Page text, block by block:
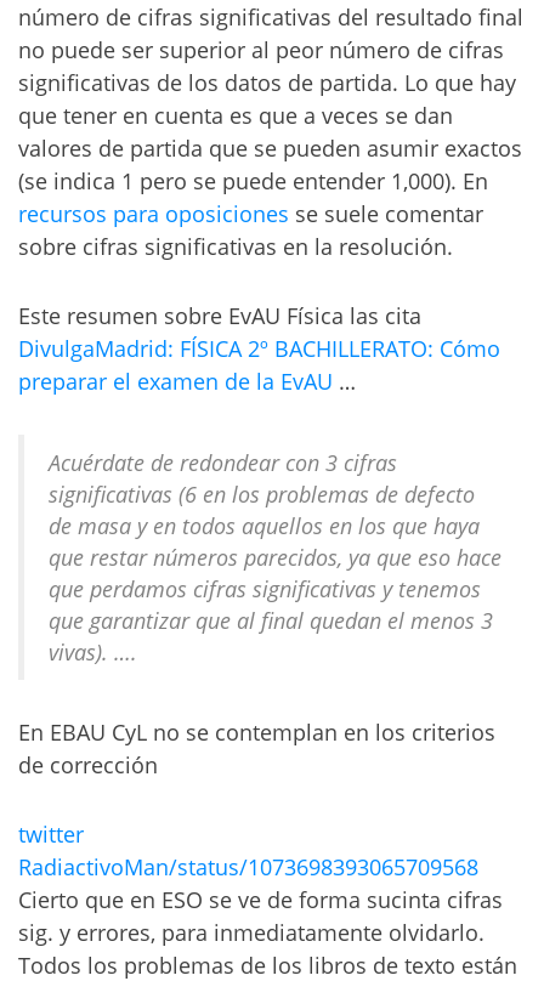
número de cifras significativas del resultado final
no puede ser superior al peor número de cifras
significativas de los datos de partida. Lo que hay
que tener en cuenta es que a veces se dan
valores de partida que se pueden asumir exactos
(se indica 1 pero se puede entender 1,000). En
recursos para oposiciones se suele comentar
sobre cifras significativas en la resolución.
Este resumen sobre EvAU Física las cita
DivulgaMadrid: FÍSICA 2º BACHILLERATO: Cómo
preparar el examen de la EvAU …
Acuérdate de redondear con 3 cifras
significativas (6 en los problemas de defecto
de masa y en todos aquellos en los que haya
que restar números parecidos, ya que eso hace
que perdamos cifras significativas y tenemos
que garantizar que al final quedan el menos 3
vivas). ….
En EBAU CyL no se contemplan en los criterios
de corrección
twitter
RadiactivoMan/status/1073698393065709568
Cierto que en ESO se ve de forma sucinta cifras
sig. y errores, para inmediatamente olvidarlo.
Todos los problemas de los libros de texto están